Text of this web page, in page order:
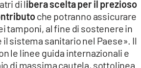
di libera scelta per il prezioso
che potranno assicurare
tamponi, al fine di sostenere in
sistema sanitario nel Paese». Il
le linee guida internazionali e
di massima cautela, sottolinea